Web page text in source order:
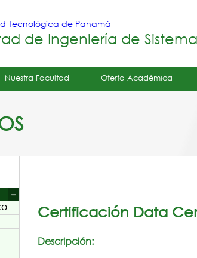
Tecnológica de Panamá
de Ingeniería de
Nuestra Facultad Oferta Académica
Certificación Data
Descripción: